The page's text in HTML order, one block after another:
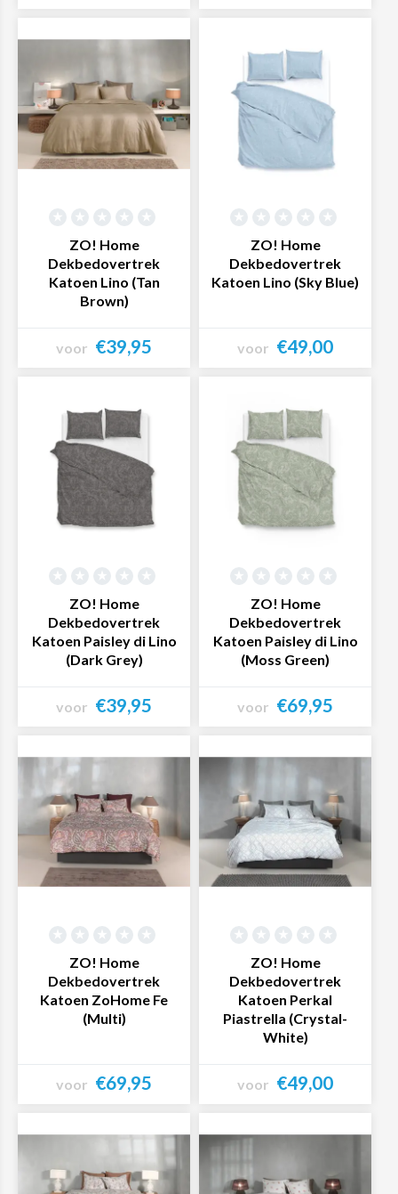
ZO! Home
Dekbedovertrek
Katoen Lino (Tan
Brown)
voor €39,95
ZO! Home
Dekbedovertrek
Katoen Lino (Sky Blue)
voor €49,00
ZO! Home
Dekbedovertrek
Katoen Paisley di Lino
(Dark Grey)
voor €39,95
ZO! Home
Dekbedovertrek
Katoen Paisley di Lino
(Moss Green)
voor €69,95
ZO! Home
Dekbedovertrek
Katoen ZoHome Fe
(Multi)
voor €69,95
ZO! Home
Dekbedovertrek
Katoen Perkal
Piastrella (Crystal-
White)
voor €49,00